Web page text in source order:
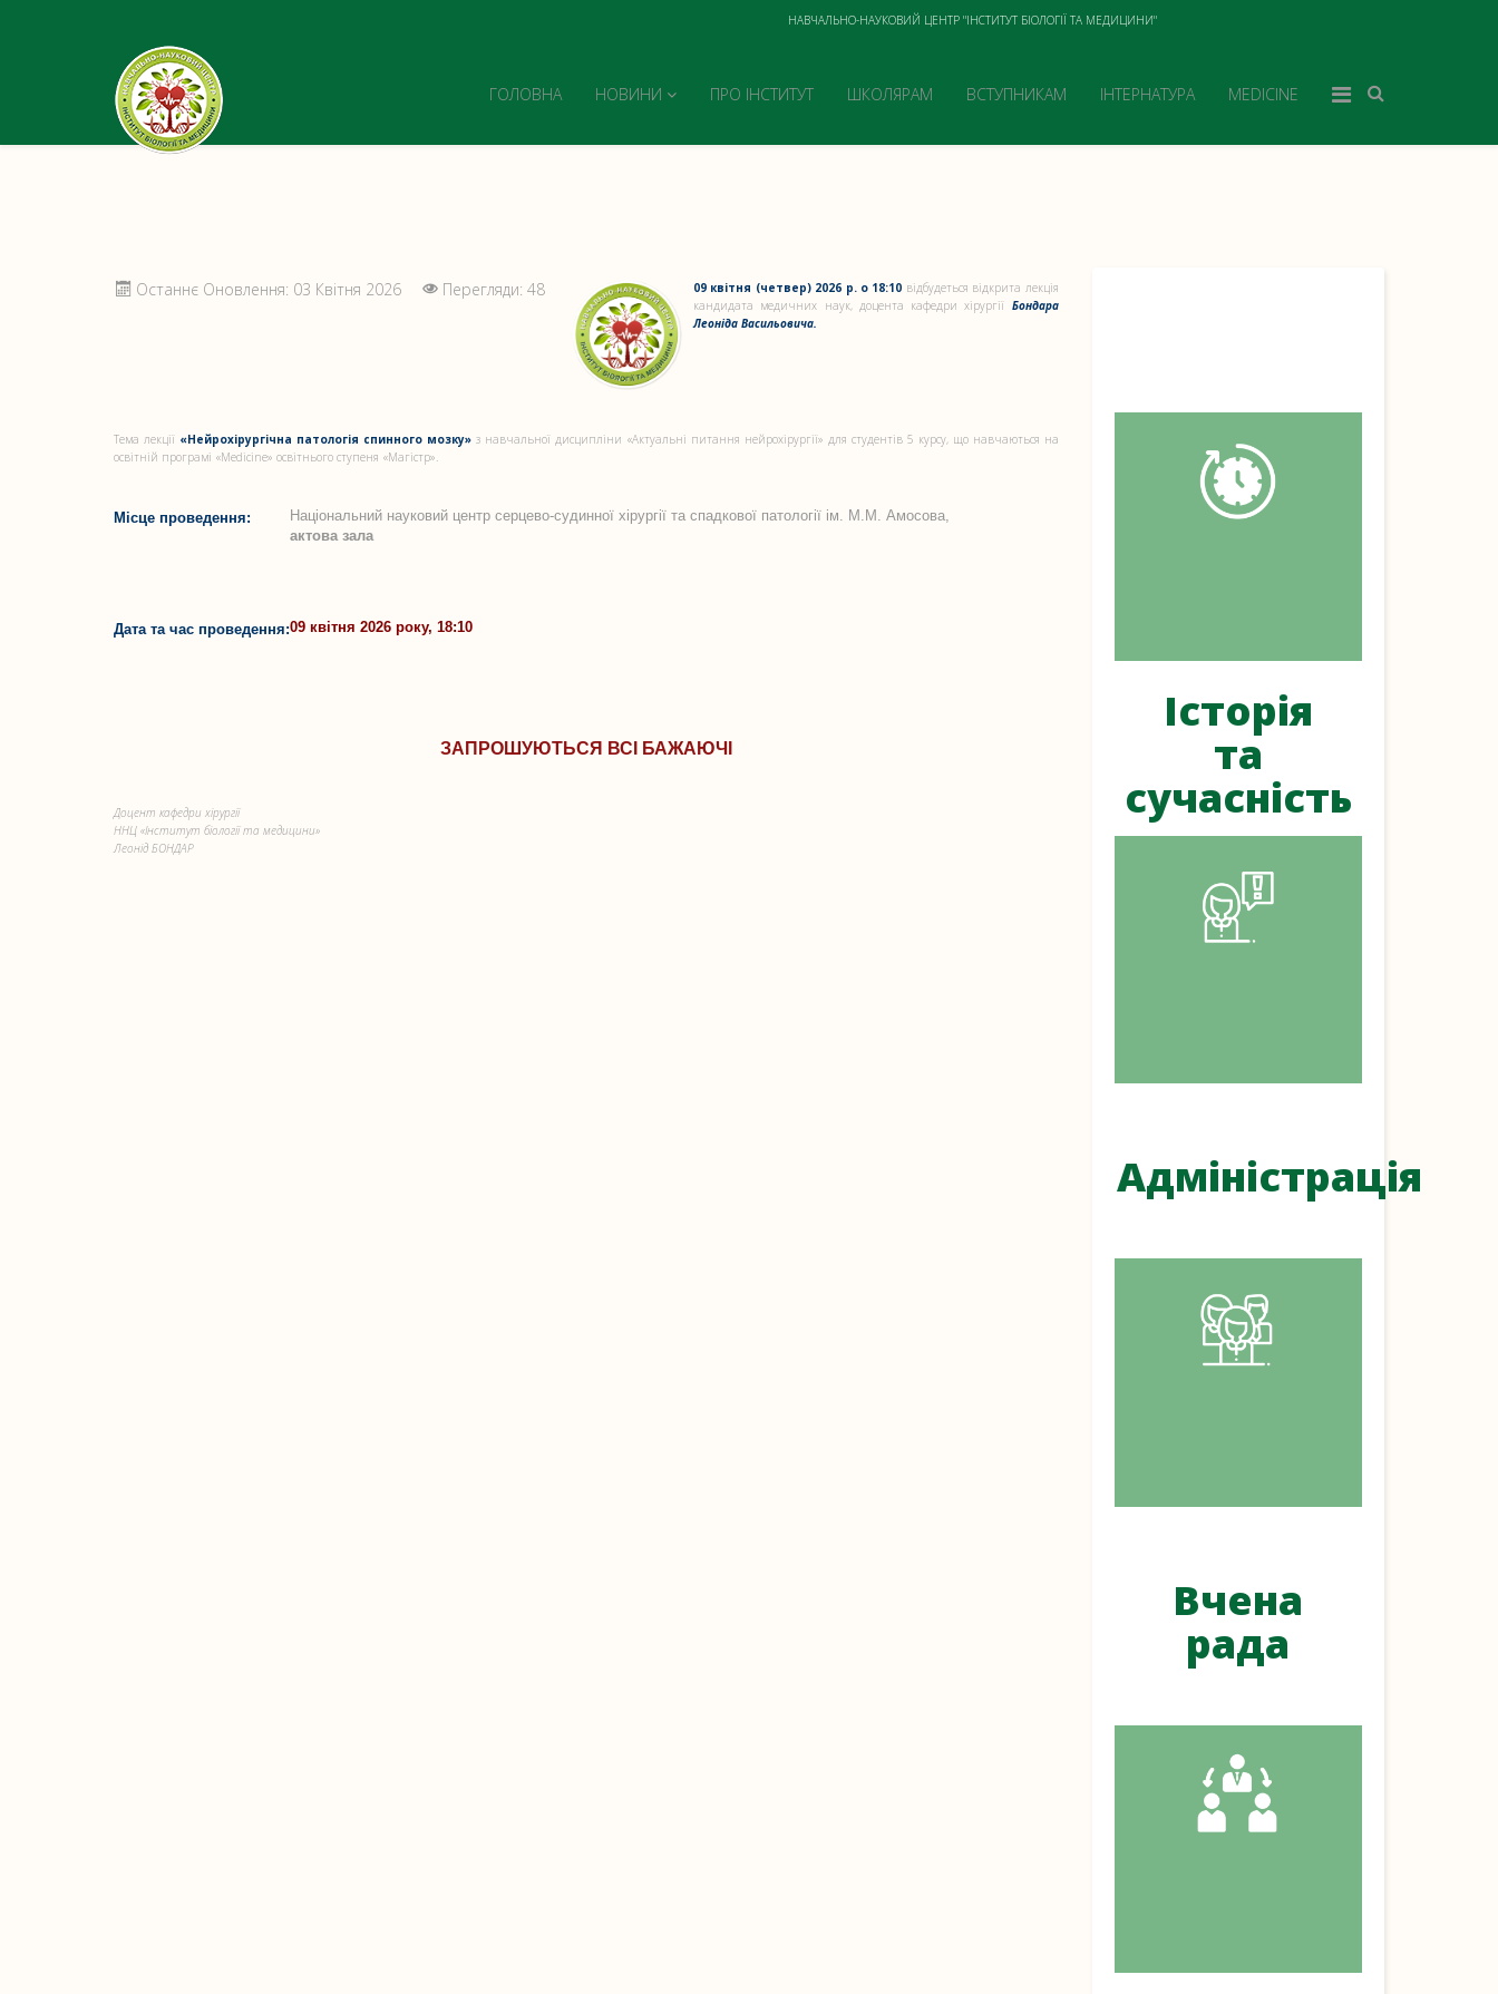
НАВЧАЛЬНО-НАУКОВИЙ ЦЕНТР "ІНСТИТУТ БІОЛОГІЇ ТА МЕДИЦИНИ"
ГОЛОВНА НОВИНИ ПРО ІНСТИТУТ ШКОЛЯРАМ ВСТУПНИКАМ ІНТЕРНАТУРА MEDICINE
Останнє Оновлення: 03 Квітня 2026 Перегляди: 48 09 квітня (четвер) 2026 р. о 18:10 відбудеться відкрита лекція
кандидата медичних наук, доцента кафедри хірургії Бондара
Леоніда Васильовича.
Тема лекції «Нейрохірургічна патологія спинного мозку»з навчальної дисципліни «Актуальні питання нейрохірургії» для студентів 5 курсу, що навчаються на
освітній програмі «Medicine» освітнього ступеня «Магістр».
Місце проведення:
Національний науковий центр серцево-судинної хірургії та спадкової патології ім. М.М. Амосова,
актова зала
Дата та час проведення:09 квітня 2026 року, 18:10
ЗАПРОШУЮТЬСЯ ВСІ БАЖАЮЧІ
Доцент кафедри хірургії
ННЦ «Інститут біології та медицини»
Леонід БОНДАР
Історія
та
сучасність
Адміністрація
Вчена
рада